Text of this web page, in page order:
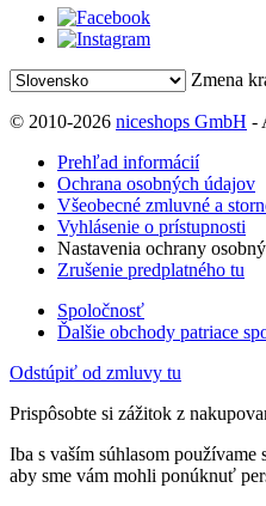
Zmena
© 2010-2026 niceshops GmbH -
Prehľad informácií
Ochrana osobných údajov
Všeobecné zmluvné a
Vyhlásenie o prístupnosti
Nastavenia ochrany
Zrušenie predplatného tu
Spoločnosť
Ďalšie obchody patriace
Odstúpiť od zmluvy tu
Prispôsobte si zážitok z
Iba s vaším súhlasom
aby sme vám mohli ponúknuť